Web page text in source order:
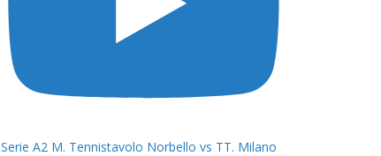
Serie A2 M. Tennistavolo Norbello vs TT. Milano